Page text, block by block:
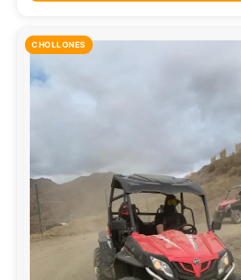
CHOLLONES